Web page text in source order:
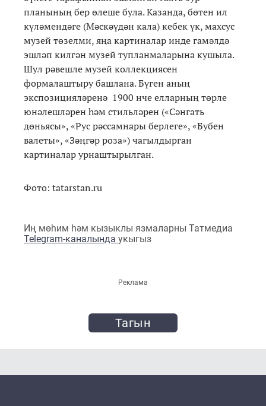
планының бер өлеше була. Казанда, бөтен ил
күләмендәге (Мәскәүдән кала) кебек үк, махсус
музей төзелми, яңа картиналар инде гамәлдә
эшләп килгән музей тупланмаларына кушыла.
Шул рәвешле музей коллекциясен
формалаштыру башлана. Бүген аның
экспозицияләренә 1900 нче елларның төрле
юнәлешләрен һәм стильләрен («Сәнгать
дөньясы», «Рус рәссамнары берлеге», «Бубен
валеты», «Зәңгәр роза») чагылдырган
картиналар урнаштырылган.
Фото: tatarstan.ru
Иң мөһим һәм кызыклы язмаларны Татмедиа
Telegram-каналында укыгыз
Реклама
Тагын